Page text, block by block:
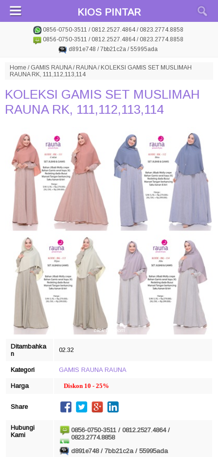
KIOS PINTAR
0856-0750-3511 / 0812.2527.4864 / 0823.2774.8858
0856-0750-3511 / 0812.2527.4864 / 0823.2774.8858
d891e748 / 7bb21c2a / 55995ada
Home / GAMIS RAUNA / RAUNA/ KOLEKSI GAMIS SET MUSLIMAH
RAUNA RK, 111,112,113,114
KOLEKSI GAMIS SET MUSLIMAH
RAUNA RK, 111,112,113,114
click to zoom
Ditambahka
n
02.32
Kategori GAMIS RAUNA RAUNA
Harga Diskon 10 - 25%
Share
Hubungi
Kami
0856-0750-3511 / 0812.2527.4864 /
0823.2774.8858
d891e748 / 7bb21c2a / 55995ada